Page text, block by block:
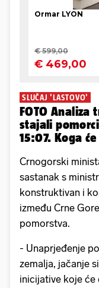
SLUČAJ 'LASTOVO'
FOTO Analiza
stajali
15:07. Koga
Crnogorski
sastanak s
konstruktivan i
između Crne
pomorstva.
- Unaprjeđenje
zemalja, jačanje
inicijative koje